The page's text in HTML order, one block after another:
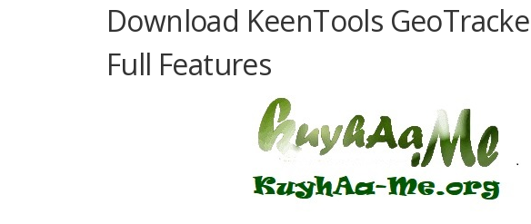
Download KeenTools
Full Features